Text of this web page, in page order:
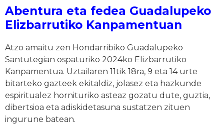
Abentura eta fedea Guadalupeko
Elizbarrutiko Kanpamentuan
Atzo amaitu zen Hondarribiko Guadalupeko
Santutegian ospaturiko 2024ko Elizbarrutiko
Kanpamentua. Uztailaren 11tik 18ra, 9 eta 14 urte
bitarteko gazteek ekitaldiz, jolasez eta hazkunde
espiritualez hornituriko asteaz gozatu dute, guztia,
dibertsioa eta adiskidetasuna sustatzen zituen
ingurune batean.